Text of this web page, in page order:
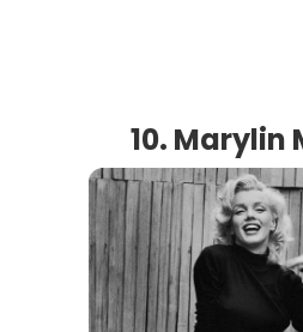
10. Marylin